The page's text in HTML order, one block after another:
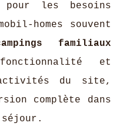
pour les besoins
homes souvent
familiaux
et
du site,
complète dans